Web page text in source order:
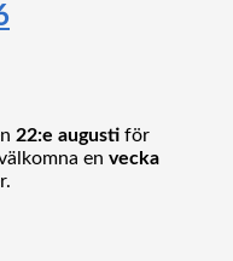
22:e augusti för
en vecka